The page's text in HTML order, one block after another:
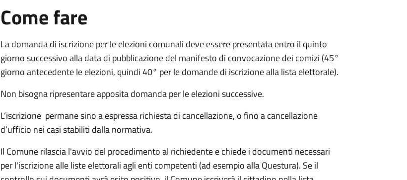
Come fare
La domanda di iscrizione per le elezioni comunali deve essere presentata entro il quinto
giorno successivo alla data di pubblicazione del manifesto di convocazione dei comizi (45°
giorno antecedente le elezioni, quindi 40° per le domande di iscrizione alla lista elettorale).
Non bisogna ripresentare apposita domanda per le elezioni successive.
L’iscrizione permane sino a espressa richiesta di cancellazione, o fino a cancellazione
d’ufficio nei casi stabiliti dalla normativa.
Il Comune rilascia l'avvio del procedimento al richiedente e chiede i documenti necessari
per l'iscrizione alle liste elettorali agli enti competenti (ad esempio alla Questura). Se il